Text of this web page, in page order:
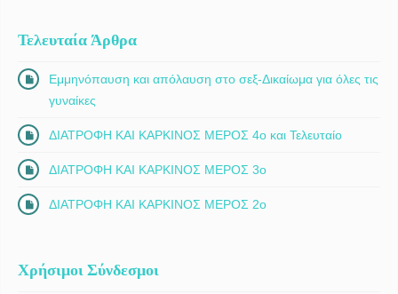
Τελευταία Άρθρα
Εμμηνόπαυση και απόλαυση στο σεξ-Δικαίωμα για όλες τις
γυναίκες
ΔΙΑΤΡΟΦΗ ΚΑΙ ΚΑΡΚΙΝΟΣ ΜΕΡΟΣ 4ο και Τελευταίο
ΔΙΑΤΡΟΦΗ ΚΑΙ ΚΑΡΚΙΝΟΣ ΜΕΡΟΣ 3ο
ΔΙΑΤΡΟΦΗ ΚΑΙ ΚΑΡΚΙΝΟΣ ΜΕΡΟΣ 2ο
Χρήσιμοι Σύνδεσμοι